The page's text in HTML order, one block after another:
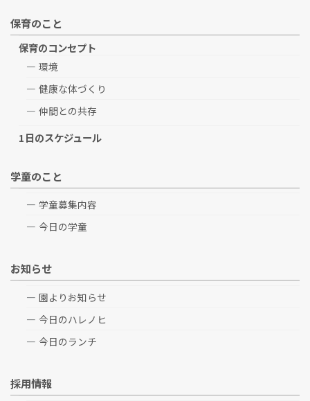
保育のこと
保育のコンセプト
環境
健康な体づくり
仲間との共存
1日のスケジュール
学童のこと
学童募集内容
今日の学童
お知らせ
園よりお知らせ
今日のハレノヒ
今日のランチ
採用情報